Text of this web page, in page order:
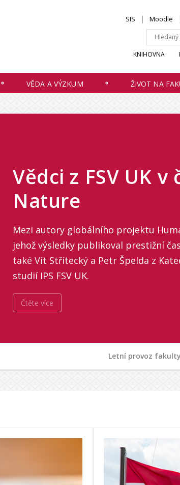
SIS Moodle
KNIHOVNA
VĚDA A VÝZKUM ŽIVOT NA
Vědci z FSV UK v
Nature
Mezi autory globálního projektu
jehož výsledky publikoval prestižní
také Vít Střítecký a Petr Špelda z
studií IPS FSV UK.
Čtěte více
Letní provoz fakulty